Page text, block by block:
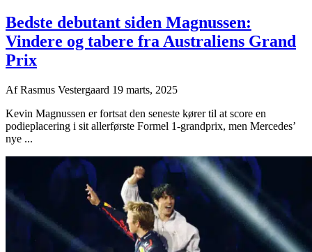
Bedste debutant siden Magnussen:
Vindere og tabere fra Australiens Grand
Prix
AfRasmus Vestergaard 19 marts, 2025
Kevin Magnussen er fortsat den seneste kører til at score en
podieplacering i sit allerførste Formel 1-grandprix, men Mercedes’
nye ...